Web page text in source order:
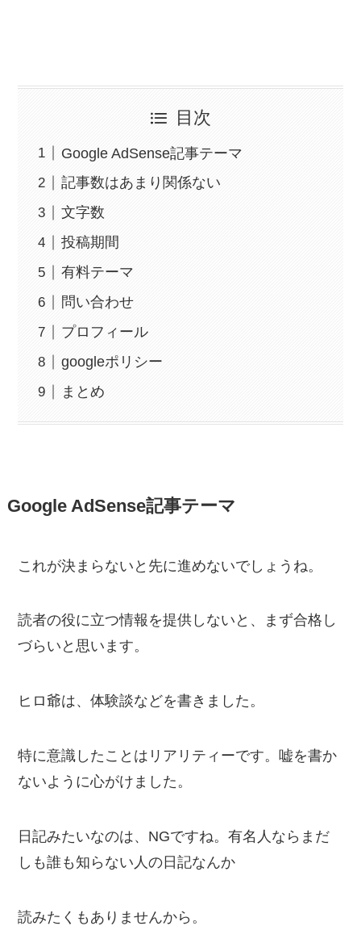
目次
Google AdSense記事テーマ
記事数はあまり関係ない
文字数
投稿期間
有料テーマ
問い合わせ
プロフィール
googleポリシー
まとめ
Google AdSense記事テーマ
これが決まらないと先に進めないでしょうね。
読者の役に立つ情報を提供しないと、まず合格し
づらいと思います。
ヒロ爺は、体験談などを書きました。
特に意識したことはリアリティーです。嘘を書か
ないように心がけました。
日記みたいなのは、NGですね。有名人ならまだ
しも誰も知らない人の日記なんか
読みたくもありませんから。